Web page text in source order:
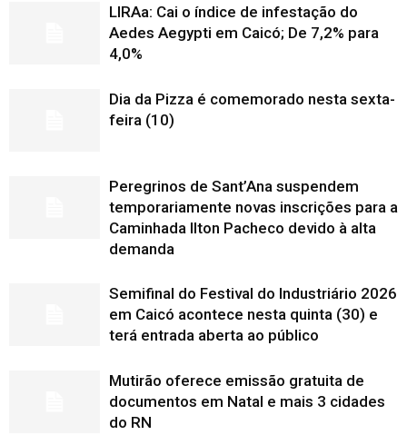
LIRAa: Cai o índice de infestação do
Aedes Aegypti em Caicó; De 7,2% para
4,0%
Dia da Pizza é comemorado nesta sexta-
feira (10)
Peregrinos de Sant’Ana suspendem
temporariamente novas inscrições para a
Caminhada Ilton Pacheco devido à alta
demanda
Semifinal do Festival do Industriário 2026
em Caicó acontece nesta quinta (30) e
terá entrada aberta ao público
Mutirão oferece emissão gratuita de
documentos em Natal e mais 3 cidades
do RN